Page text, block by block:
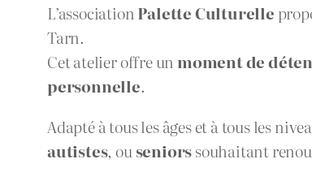
L’associationPalette Culturelle
Tarn.
Cet atelier offre un moment de
personnelle.
Adapté à tous les âges et à tous les
autistes, ou seniorssouhaitant